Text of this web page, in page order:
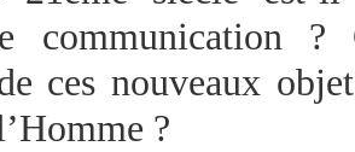
communication
ces nouveaux
?